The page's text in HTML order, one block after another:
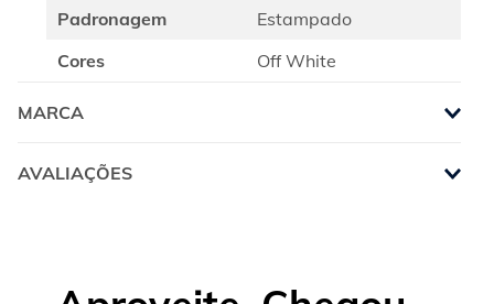
Padronagem
Estampado
Cores
Off White
MARCA
AVALIAÇÕES